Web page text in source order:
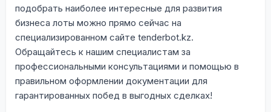
подобрать наиболее интересные для развития
бизнеса лоты можно прямо сейчас на
специализированном сайте tenderbot.kz.
Обращайтесь к нашим специалистам за
профессиональными консультациями и помощью в
правильном оформлении документации для
гарантированных побед в выгодных сделках!